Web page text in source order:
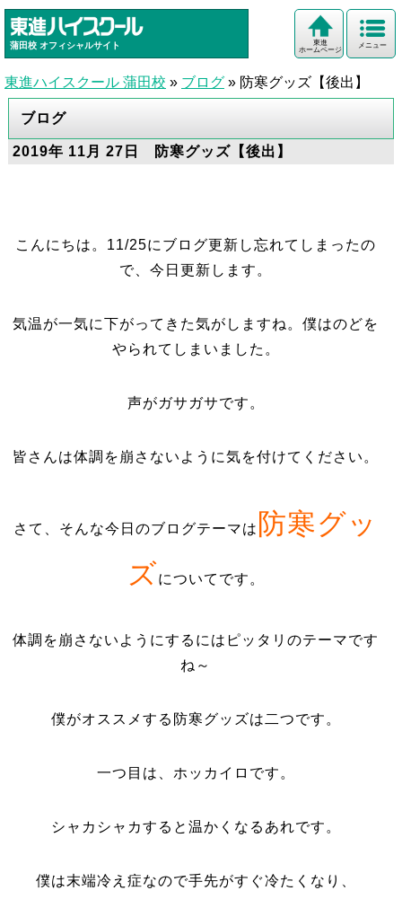
蒲田校 オフィシャルサイト メニュー
東進
ホームページ
東進ハイスクール 蒲田校 » ブログ » 防寒グッズ【後出】
ブログ
2019年 11月 27日 防寒グッズ【後出】
こんにちは。11/25にブログ更新し忘れてしまったの
で、今日更新します。
気温が一気に下がってきた気がしますね。僕はのどを
やられてしまいました。
声がガサガサです。
皆さんは体調を崩さないように気を付けてください。
さて、そんな今日のブログテーマは 防寒グッ
ズについてです。
体調を崩さないようにするにはピッタリのテーマです
ね～
僕がオススメする防寒グッズは二つです。
一つ目は、ホッカイロです。
シャカシャカすると温かくなるあれです。
僕は末端冷え症なので手先がすぐ冷たくなり、